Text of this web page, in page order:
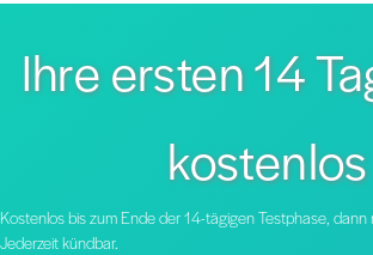
Ihre ersten 14
kostenlos
Kostenlos bis zum Ende der 14-tägigen Testphase,
Jederzeit kündbar.